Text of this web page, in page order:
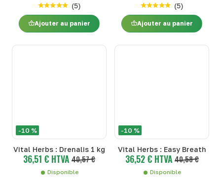
(5)
Ajouter au panier
(5)
Ajouter au panier
-10 %
Vital Herbs : Drenalis 1 kg
36,51 € HTVA 40,57 €
Disponible
-10 %
Vital Herbs : Easy Breath
36,52 € HTVA 40,58 €
Disponible